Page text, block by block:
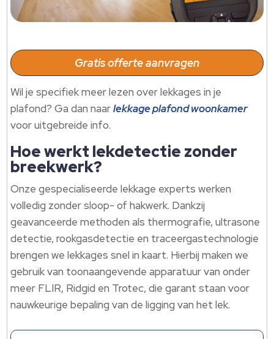
Gratis offerte aanvragen
Wil je specifiek meer lezen over lekkages in je
plafond? Ga dan naarlekkage plafond woonkamer
voor uitgebreide info.​
Hoe werkt lekdetectie zonder
breekwerk?
Onze gespecialiseerde lekkage experts werken
volledig zonder sloop- of hakwerk.​ Dankzij
geavanceerde methoden als thermografie, ultrasone
detectie, rookgasdetectie en traceergastechnologie
brengen we lekkages snel in kaart.​ Hierbij maken we
gebruik van toonaangevende apparatuur van onder
meer FLIR, Ridgid en Trotec, die garant staan voor
nauwkeurige bepaling van de ligging van het lek.​